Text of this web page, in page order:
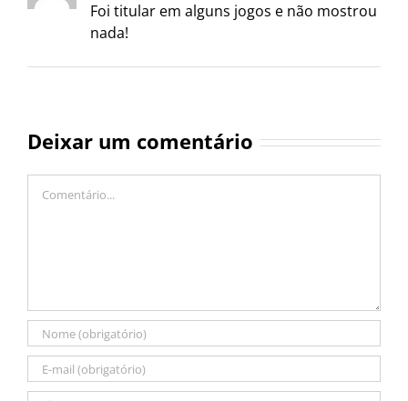
Foi titular em alguns jogos e não mostrou
nada!
Deixar um comentário
Comentário